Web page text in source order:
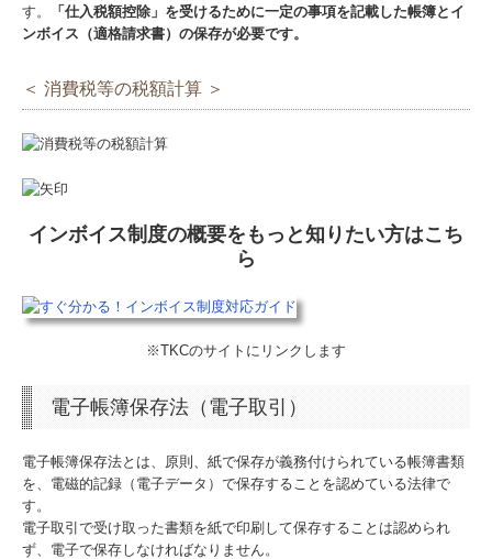
す。
「仕入税額控除」を受けるために一定の事項を記載した帳簿とイ
ンボイス（適格請求書）の保存が必要です。
＜ 消費税等の税額計算 ＞
インボイス制度の概要をもっと知りたい方はこち
ら
※TKCのサイトにリンクします
電子帳簿保存法（電子取引）
電子帳簿保存法とは、原則、紙で保存が義務付けられている帳簿書類
を、電磁的記録（電子データ）で保存することを認めている法律で
す。
電子取引で受け取った書類を紙で印刷して保存することは認められ
ず、電子で保存しなければなりません。